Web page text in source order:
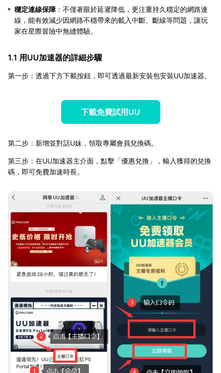
穩定連線保障 ：不僅著眼於延遲降低，更注重持久穩定的網路連
線，能有效減少因網路不穩帶來的載入中斷、斷線等問題，讓玩
家在星際冒險中無縫體驗。
1.1 用UU加速器的詳細步驟
第一步：透過下方下載按鈕，即可透過最新安裝包安裝UU加速器。
下載免費試用UU
第二步：新增並對話U妹，領取專屬會員兌換碼。
第三步：在UU加速器主介面，點擊「優惠兌換」，輸入獲得的兌換
碼，即可免費加速時長。